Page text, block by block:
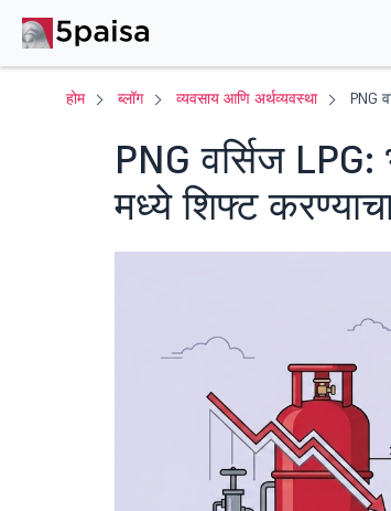
होम ब्लॉग व्यवसाय आणि अर्थव्यवस्था PNG
PNG वर्सिज
मध्ये शिफ्ट